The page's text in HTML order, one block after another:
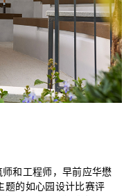
和工程师，早前应华懋
题的如心园设计比赛评